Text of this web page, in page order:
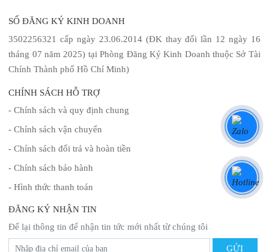
SỐ ĐĂNG KÝ KINH DOANH
3502256321 cấp ngày 23.06.2014 (ĐK thay đổi lần 12 ngày 16
tháng 07 năm 2025) tại Phòng Đăng Ký Kinh Doanh thuộc Sở Tài
Chính Thành phố Hồ Chí Minh)
CHÍNH SÁCH HỖ TRỢ
- Chính sách và quy định chung
- Chính sách vận chuyển
- Chính sách đổi trả và hoàn tiền
- Chính sách bảo hành
- Hình thức thanh toán
ĐĂNG KÝ NHẬN TIN
Để lại thông tin để nhận tin tức mới nhất từ chúng tôi